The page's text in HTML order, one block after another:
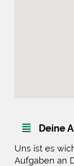
Deine
Uns ist es
Aufgaben an